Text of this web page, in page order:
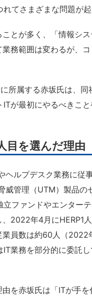
てさまざまな問題が起
とが多く、「情報シ
務範囲は変わるが、
所属する赤坂氏は、同
が最初にやるべきこ
目を選んだ理由
ルプデスク業務に従
威管理（UTM）製品の
ファンドやエンター
2022年4月にHERP1
員数は約60人（2022
業務を部分的に委託
を赤坂氏は「ITが手を